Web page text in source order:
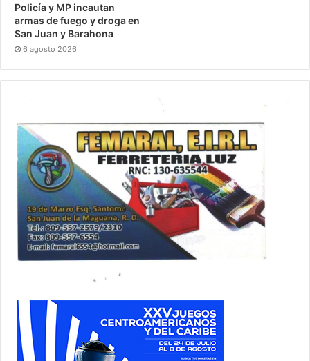
Policía y MP incautan
armas de fuego y droga en
San Juan y Barahona
6 agosto 2026